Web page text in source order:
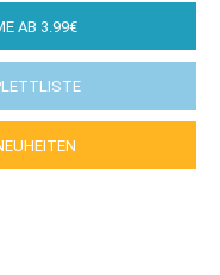
AB 3.99€